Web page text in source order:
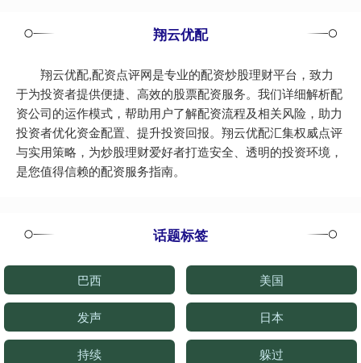
翔云优配
翔云优配,配资点评网是专业的配资炒股理财平台，致力
于为投资者提供便捷、高效的股票配资服务。我们详细解析配
资公司的运作模式，帮助用户了解配资流程及相关风险，助力
投资者优化资金配置、提升投资回报。翔云优配汇集权威点评
与实用策略，为炒股理财爱好者打造安全、透明的投资环境，
是您值得信赖的配资服务指南。
话题标签
巴西 美国
发声 日本
持续 躲过